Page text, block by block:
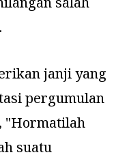
janji yang
pergumulan
"Hormatilah
suatu